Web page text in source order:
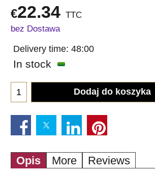
€22.34 TTC
bez Dostawa
Delivery time: 48:00
In stock
Dodaj do koszyka
Opis More Reviews